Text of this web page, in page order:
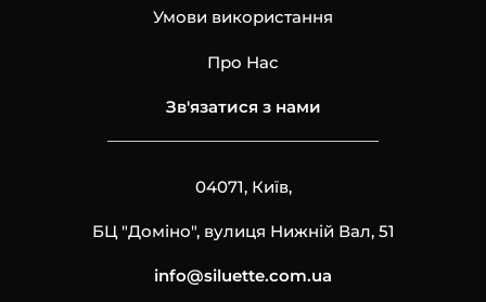
Умови використання
Про Нас
Зв'язатися з нами
04071, Київ,
БЦ "Доміно", вулиця Нижній Вал, 51
info@siluette.com.ua